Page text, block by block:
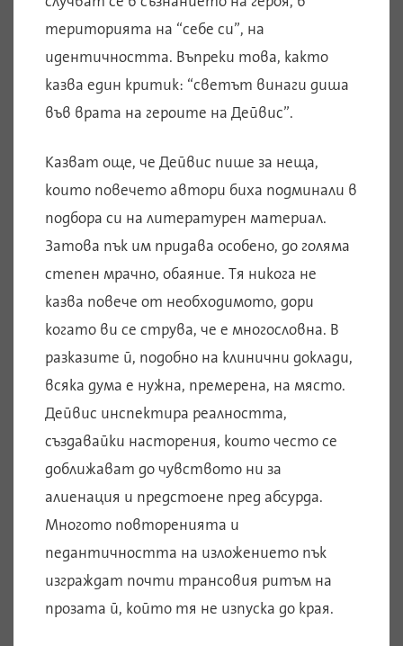
територията на “себе си”, на
идентичността. Въпреки това, както
казва един критик: “светът винаги диша
във врата на героите на Дейвис”.
Казват още, че Дейвис пише за неща,
които повечето автори биха подминали в
подбора си на литературен материал.
Затова пък им придава особено, до голяма
степен мрачно, обаяние. Тя никога не
казва повече от необходимото, дори
когато ви се струва, че е многословна. В
разказите й, подобно на клинични доклади,
всяка дума е нужна, премерена, на място.
Дейвис инспектира реалността,
създавайки насторения, които често се
доближават до чувството ни за
алиенация и предстоене пред абсурда.
Многото повторенията и
педантичността на изложението пък
изграждат почти трансовия ритъм на
прозата й, който тя не изпуска до края.